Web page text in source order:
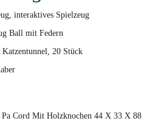
interaktives Spielzeug
Ball mit Federn
20 Stück
Pa Cord Mit Holzknochen 44 X 33 X 88